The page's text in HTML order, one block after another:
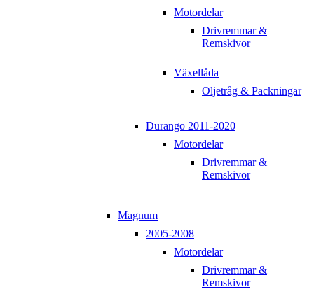
Motordelar
Drivremmar &
Remskivor
Växellåda
Oljetråg & Packningar
Durango 2011-2020
Motordelar
Drivremmar &
Remskivor
Magnum
2005-2008
Motordelar
Drivremmar &
Remskivor